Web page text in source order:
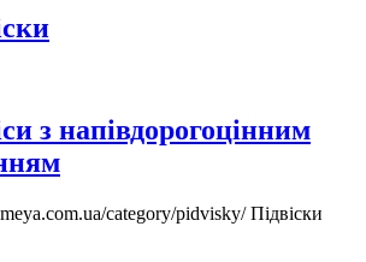
з напівдорогоцінним
category/pidvisky/Підвіски